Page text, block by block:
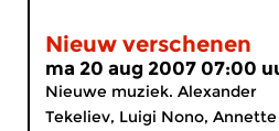
Nieuw verschenen
ma 20 aug 2007 07:00
Nieuwe muziek. Alexander
Tekeliev, Luigi Nono, Annette